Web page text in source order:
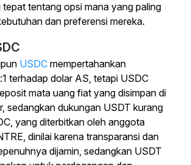
tentang opsi mana yang paling
dan preferensi mereka.
USDC mempertahankan
terhadap dolar AS, tetapi USDC
mata uang fiat yang disimpan di
sedangkan dukungan USDT kurang
yang diterbitkan oleh anggota
dinilai karena transparansi dan
dijamin, sedangkan USDT